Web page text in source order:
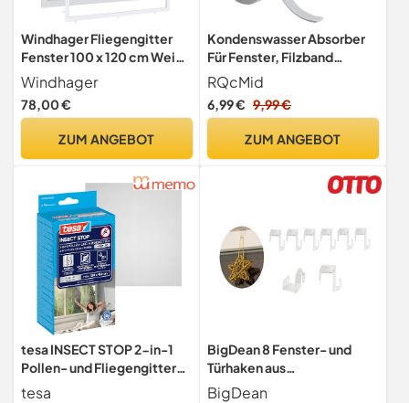
Windhager Fliegengitter
Fenster 100 x 120 cm Weiß,
Plissee ohne Bohren,
Aluminium, kürzbar,
Insektenschutz gegen
passgenau, feinmaschig,
Windhager
78,00 €
ZUM ANGEBOT
Kondenswasser Absorber
Für Fenster, Filzband
Selbstklebend, Filzstreifen
Selbstklebend,
Fensterrahmen Folie, 2
selbstklebend, 3 cm * 400
RQcMid
6,99 € 9,99 €
ZUM ANGEBOT
tesa INSECT STOP 2-in-1
Pollen- und Fliegengitter
Premium - 130 cm x 150 cm
tesa
BigDean 8 Fenster- und
Türhaken aus
transparentem Kunststoff
BigDean